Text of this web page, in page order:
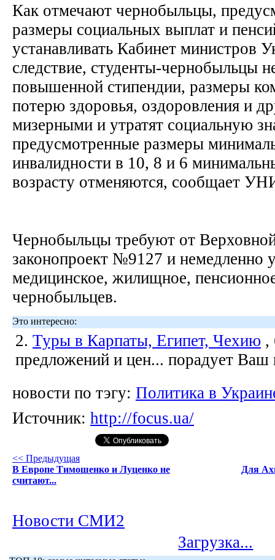
Как отмечают чернобыльцы,
размеры социальных выплат и
устанавливать Кабинет министров
следствие, студенты-чернобыльцы
повышенной стипендии, размеры
потерю здоровья, оздоровления и
мизерными и утратят социальную
предусмотренные размеры
инвалидности в 10, 8 и 6
возрасту отменяются, сообщает
Чернобыльцы требуют от
законопроект №9127 и немедленно
медицинское, жилищное,
чернобыльцев.
Это интересно:
2. Туры в Карпаты, Египет, Чехию ,
предложений и цен... порадует Ваш
новости по тэгу: Политика в
Источник: http://focus.ua/
<< Предыдущая
В Европе Тимошенко и Луценко не
считают...
Для
Новости СМИ2
Загрузка...